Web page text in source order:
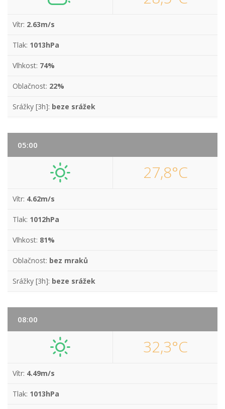
Vítr: 2.63m/s
Tlak: 1013hPa
Vlhkost: 74%
Oblačnost: 22%
Srážky [3h]: beze srážek
05:00
27,8°C
Vítr: 4.62m/s
Tlak: 1012hPa
Vlhkost: 81%
Oblačnost: bez mraků
Srážky [3h]: beze srážek
08:00
32,3°C
Vítr: 4.49m/s
Tlak: 1013hPa